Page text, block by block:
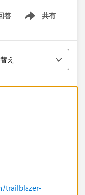
答 共有
Show menu
え
trailblazer-